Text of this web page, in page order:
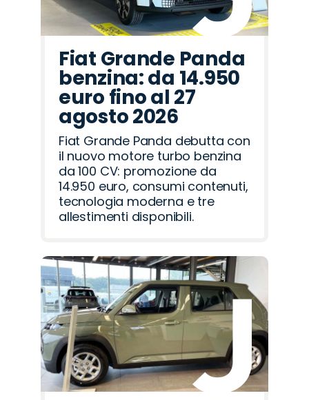
Fiat Grande Panda
benzina: da 14.950
euro fino al 27
agosto 2026
Fiat Grande Panda debutta con
il nuovo motore turbo benzina
da 100 CV: promozione da
14.950 euro, consumi contenuti,
tecnologia moderna e tre
allestimenti disponibili.